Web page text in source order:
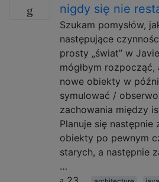
nigdy się nie
Szukam pomysłów,
następujące
prosty „świat” w
mógłbym
nowe obiekty w
symulować /
zachowania między
Planuje się
obiekty po pewnym
starych, a następnie
…